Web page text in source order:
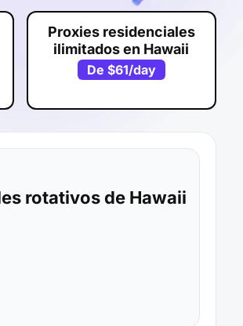
Proxies residenciales
ilimitados en Hawaii
De $61/day
rotativos de Hawaii